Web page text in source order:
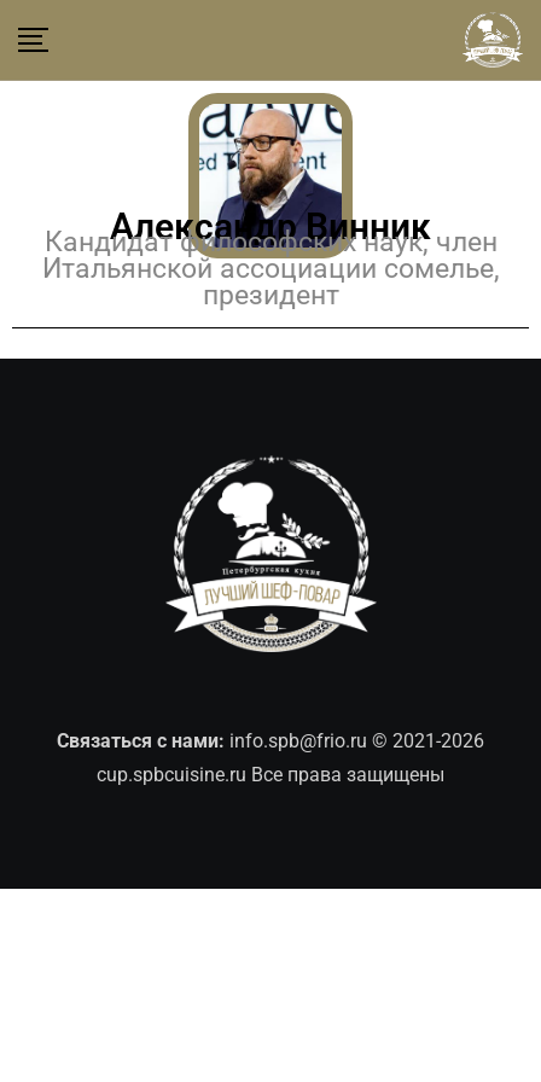
Александр Винник
Кандидат философских наук, член
Итальянской ассоциации сомелье,
президент
Связаться с нами: info.spb@frio.ru © 2021-2026
cup.spbcuisine.ru Все права защищены